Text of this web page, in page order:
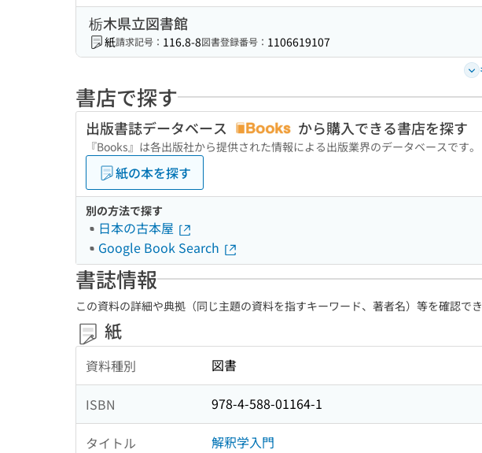
栃木県立図書館
紙請求記号： 116.8-8図書登録番号： 1106619107
書店で探す
出版書誌データベース から購入できる書店を探す
『Books』は各出版社から提供された情報による出版業界のデータベースです
紙の本を探す
別の方法で探す
日本の古本屋
Google Book Search
書誌情報
この資料の詳細や典拠（同じ主題の資料を指すキーワード、著者名）等を確認でき
紙
資料種別 図書
ISBN 978-4-588-01164-1
タイトル 解釈学入門